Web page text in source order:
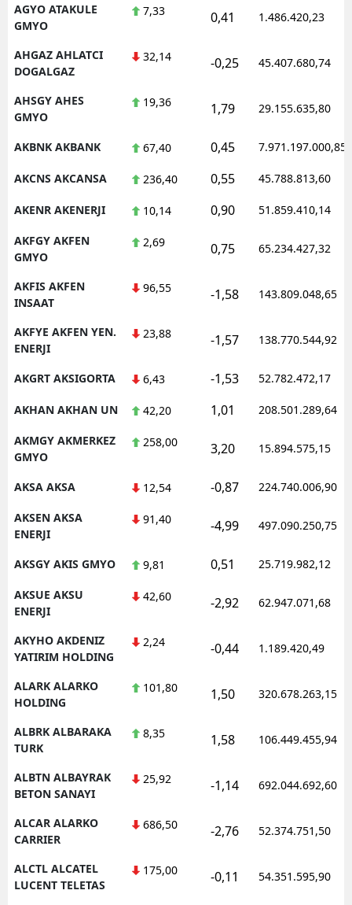
AGYO ATAKULE
GMYO
7,33 0,41 1.486.420,23
AHGAZ AHLATCI
DOGALGAZ
32,14 -0,25 45.407.680,74
AHSGY AHES
GMYO
19,36 1,79 29.155.635,80
AKBNK AKBANK 67,40 0,45 7.971.197.000,85
AKCNS AKCANSA 236,40 0,55 45.788.813,60
AKENR AKENERJI 10,14 0,90 51.859.410,14
AKFGY AKFEN
GMYO
2,69 0,75 65.234.427,32
AKFIS AKFEN
INSAAT
96,55 -1,58 143.809.048,65
AKFYE AKFEN YEN.
ENERJI
23,88 -1,57 138.770.544,92
AKGRT AKSIGORTA 6,43 -1,53 52.782.472,17
AKHAN AKHAN UN 42,20 1,01 208.501.289,64
AKMGY AKMERKEZ
GMYO
258,00 3,20 15.894.575,15
AKSA AKSA 12,54 -0,87 224.740.006,90
AKSEN AKSA
ENERJI
91,40 -4,99 497.090.250,75
AKSGY AKIS GMYO 9,81 0,51 25.719.982,12
AKSUE AKSU
ENERJI
42,60 -2,92 62.947.071,68
AKYHO AKDENIZ
YATIRIM HOLDING
2,24 -0,44 1.189.420,49
ALARK ALARKO
HOLDING
101,80 1,50 320.678.263,15
ALBRK ALBARAKA
TURK
8,35 1,58 106.449.455,94
ALBTN ALBAYRAK
BETON SANAYI
25,92 -1,14 692.044.692,60
ALCAR ALARKO
CARRIER
686,50 -2,76 52.374.751,50
ALCTL ALCATEL
LUCENT TELETAS
175,00 -0,11 54.351.595,90